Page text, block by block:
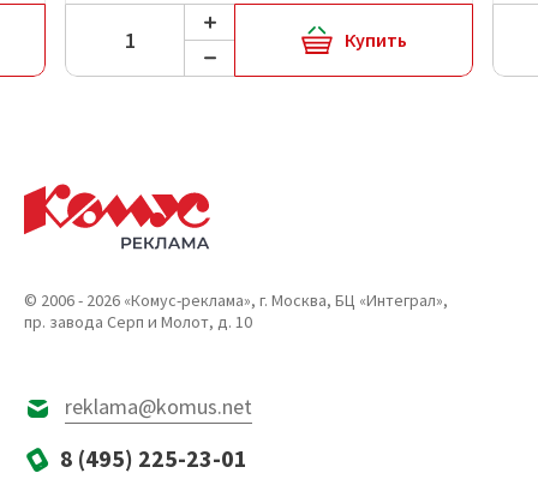
Купить
© 2006 - 2026 «Комус-реклама», г. Москва, БЦ «Интеграл»,
пр. завода Серп и Молот, д. 10
reklama@komus.net
8 (495) 225-23-01